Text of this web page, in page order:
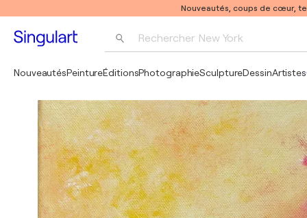
Nouveautés, coups de cœur,
Rechercher New York
Pablo Picasso
NouveautésPeintureÉditionsPhotographieSculptureDessinArtistes